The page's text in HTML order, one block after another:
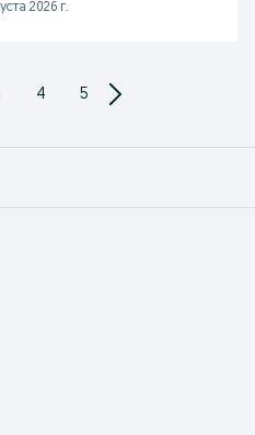
2026 г.
4 5